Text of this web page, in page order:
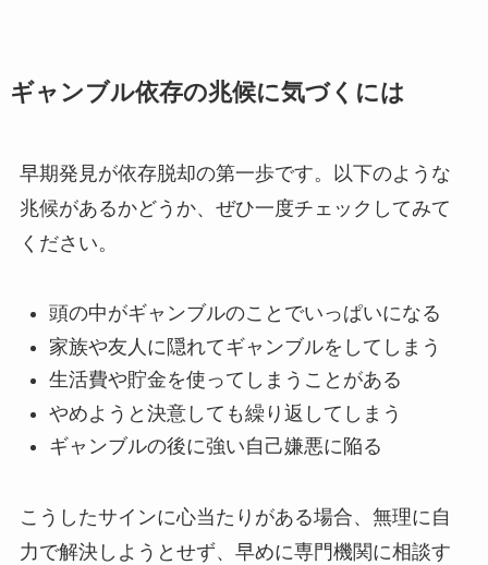
ギャンブル依存の兆候に気づくには
早期発見が依存脱却の第一歩です。以下のような
兆候があるかどうか、ぜひ一度チェックしてみて
ください。
頭の中がギャンブルのことでいっぱいになる
家族や友人に隠れてギャンブルをしてしまう
生活費や貯金を使ってしまうことがある
やめようと決意しても繰り返してしまう
ギャンブルの後に強い自己嫌悪に陥る
こうしたサインに心当たりがある場合、無理に自
力で解決しようとせず、早めに専門機関に相談す